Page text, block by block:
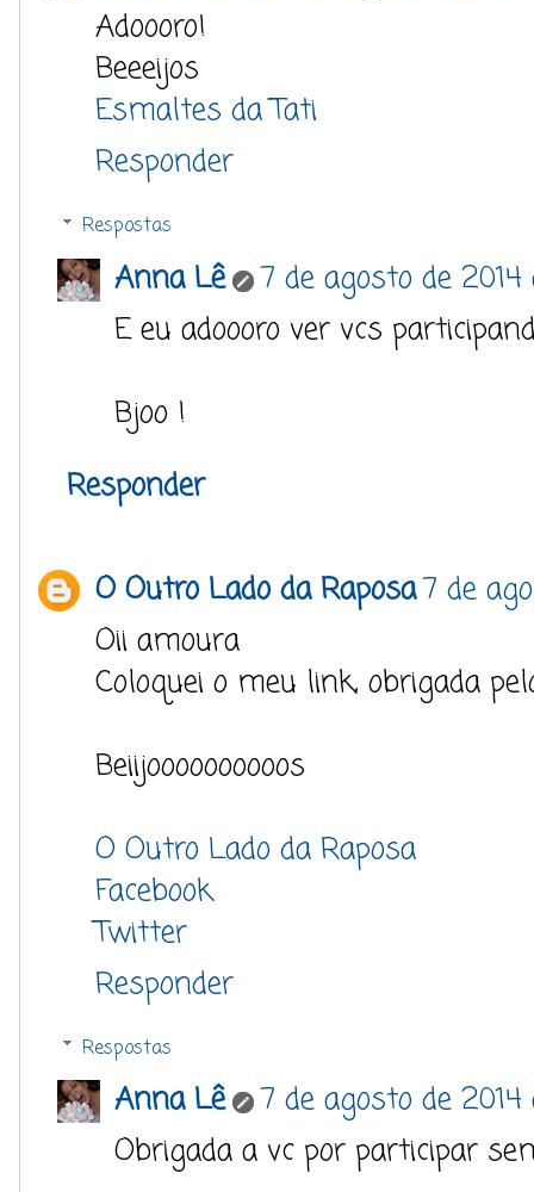
Adoooro!
Beeeijos
Esmaltes da Tati
Responder
Respostas
Anna Lê
7 de agosto de 2014
E eu adoooro ver vcs
Bjoo !
Responder
O Outro Lado da Raposa7 de
Oii amoura
Coloquei o meu link, obrigada
Beiijoooooooooos
O Outro Lado da Raposa
Facebook
Twitter
Responder
Respostas
Anna Lê
7 de agosto de 2014
Obrigada a vc por participar